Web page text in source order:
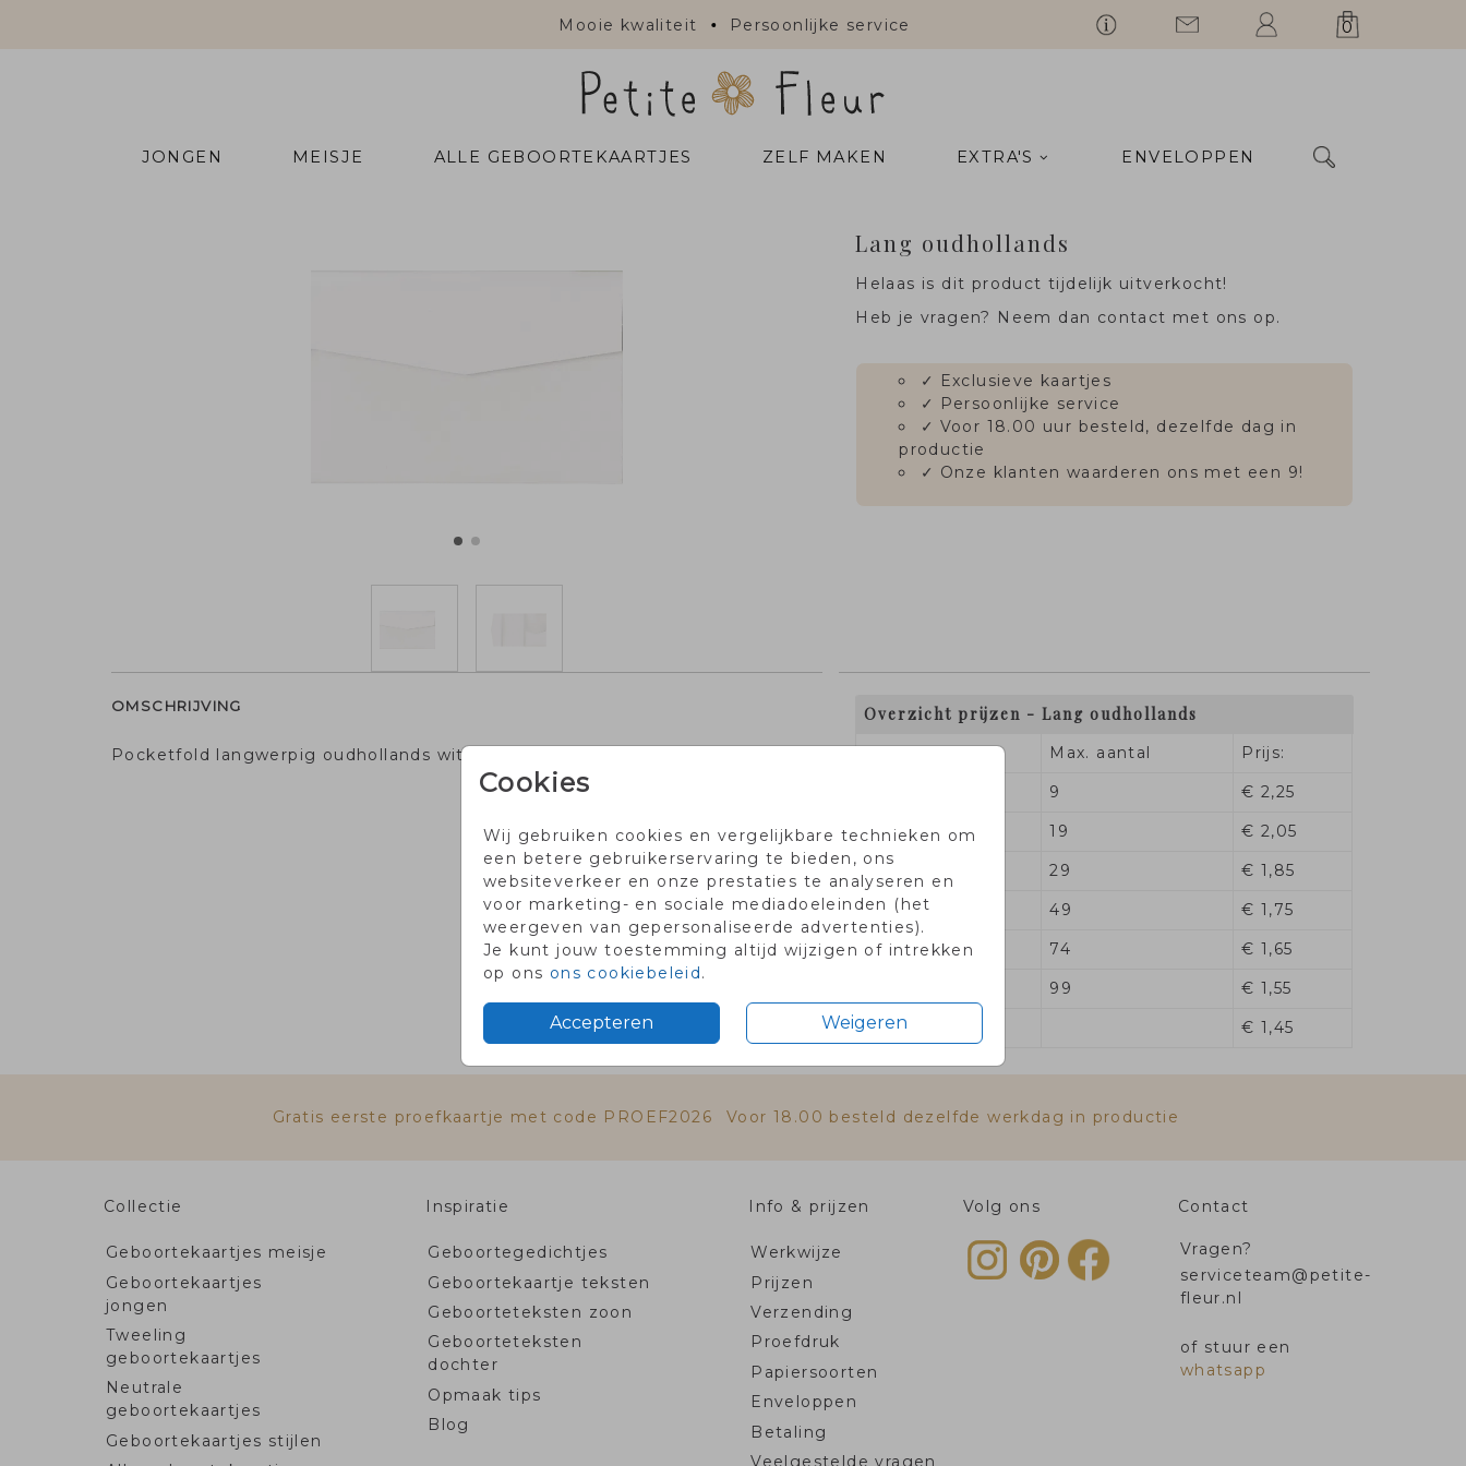
Mooie kwaliteit Persoonlijke service 0
JONGEN MEISJE ALLE GEBOORTEKAARTJES ZELF MAKEN EXTRA'S ENVELOPPEN
Cookies
Wij gebruiken cookies en vergelijkbare technieken om
een betere gebruikerservaring te bieden, ons
websiteverkeer en onze prestaties te analyseren en
voor marketing- en sociale mediadoeleinden (het
weergeven van gepersonaliseerde advertenties).
Je kunt jouw toestemming altijd wijzigen of intrekken
op ons ons cookiebeleid.
Accepteren Weigeren
Lang oudhollands
Helaas is dit product tijdelijk uitverkocht!
Heb je vragen? Neem dan contact met ons op.
✓
Exclusieve kaartjes
✓
Persoonlijke service
✓ Voor 18.00 uur besteld, dezelfde dag in
productie
✓ Onze klanten waarderen ons met een 9!
OMSCHRIJVING
Pocketfold langwerpig oudhollands wit 185 x 125 mm
Overzicht prijzen - Lang oudhollands
Max. aantal
Prijs:
9
€ 2,25
10
19
€ 2,05
29
€ 1,85
30
49
€ 1,75
50
74
€ 1,65
99
€ 1,55
100 +
€ 1,45
Gratis eerste proefkaartje met code PROEF2026 Voor 18.00 besteld dezelfde werkdag in productie
Collectie
Geboortekaartjes meisje
Geboortekaartjes
jongen
Tweeling
geboortekaartjes
Neutrale
geboortekaartjes
Geboortekaartjes stijlen
Inspiratie
Geboortegedichtjes
Geboortekaartje teksten
Geboorteteksten zoon
Geboorteteksten
dochter
Opmaak tips
Blog
Info & prijzen
Werkwijze
Prijzen
Verzending
Proefdruk
Papiersoorten
Enveloppen
Betaling
Veelgestelde vragen
Volg ons Contact
Vragen?
serviceteam@petite-
fleur.nl
of stuur een
whatsapp